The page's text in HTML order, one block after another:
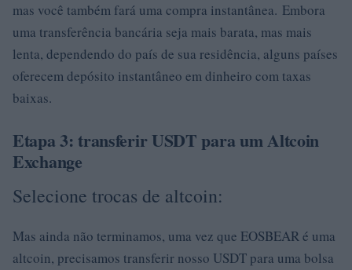
mas você também fará uma compra instantânea. Embora
uma transferência bancária seja mais barata, mas mais
lenta, dependendo do país de sua residência, alguns países
oferecem depósito instantâneo em dinheiro com taxas
baixas.
Etapa 3: transferir USDT para um Altcoin
Exchange
Selecione trocas de altcoin:
Mas ainda não terminamos, uma vez que EOSBEAR é uma
altcoin, precisamos transferir nosso USDT para uma bolsa